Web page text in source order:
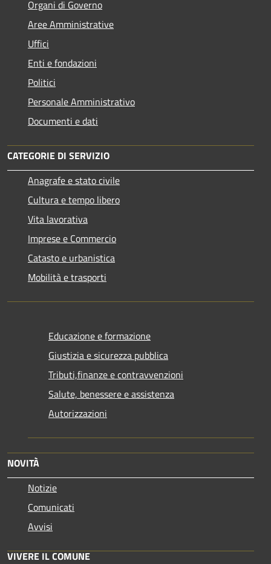
Organi di Governo
Aree Amministrative
Uffici
Enti e fondazioni
Politici
Personale Amministrativo
Documenti e dati
CATEGORIE DI SERVIZIO
Anagrafe e stato civile
Cultura e tempo libero
Vita lavorativa
Imprese e Commercio
Catasto e urbanistica
Mobilità e trasporti
Educazione e formazione
Giustizia e sicurezza pubblica
Tributi,finanze e contravvenzioni
Salute, benessere e assistenza
Autorizzazioni
NOVITÀ
Notizie
Comunicati
Avvisi
VIVERE IL COMUNE